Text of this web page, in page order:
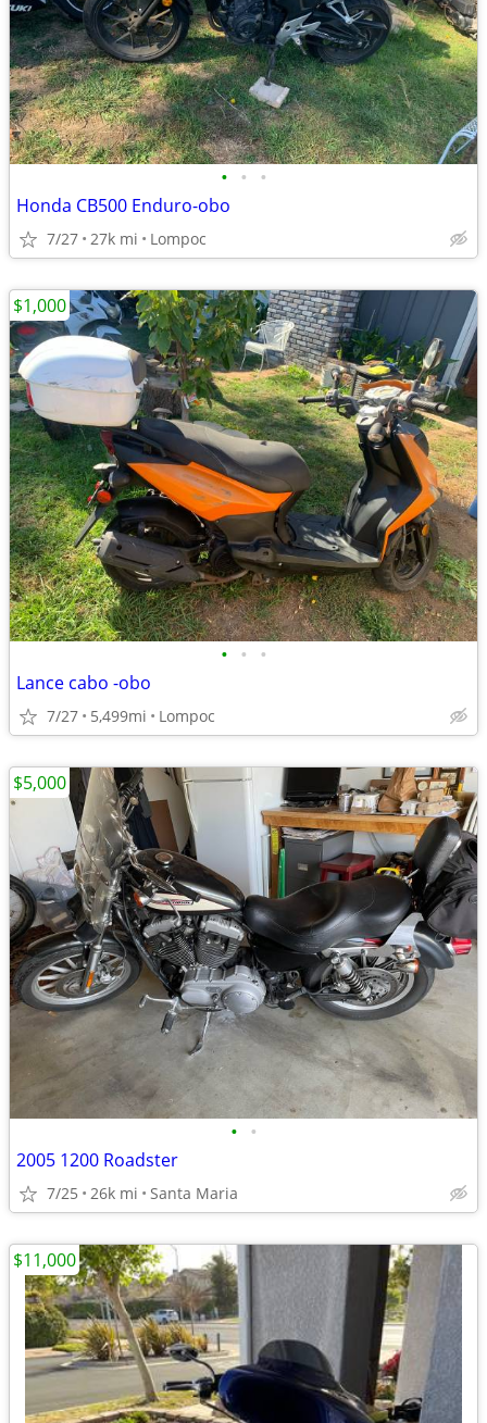
• • •
Honda CB500 Enduro-obo
7/27 27k mi Lompoc
• • •
Lance cabo -obo
7/27 5,499mi Lompoc
$1,000
• •
2005 1200 Roadster
7/25 26k mi Santa Maria
$5,000
$11,000